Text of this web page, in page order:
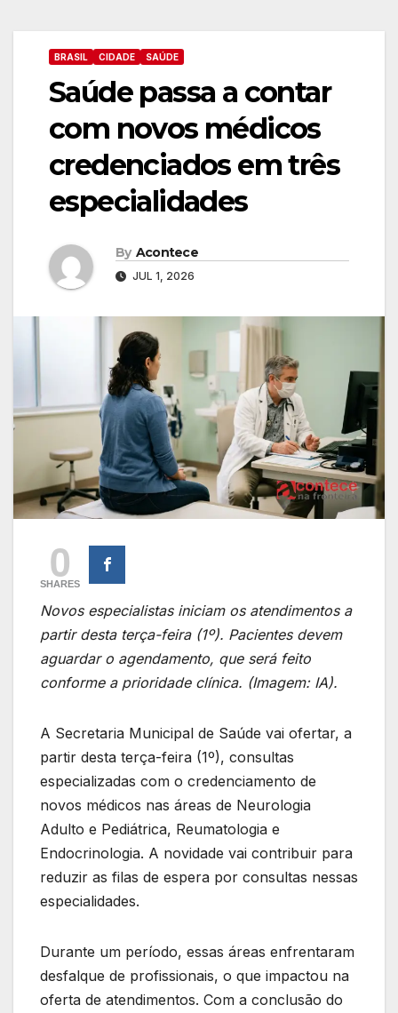
BRASIL CIDADE SAÚDE
Saúde passa a contar
com novos médicos
credenciados em três
especialidades
By Acontece
JUL 1, 2026
0
SHARES
Novos especialistas iniciam os atendimentos a
partir desta terça-feira (1º). Pacientes devem
aguardar o agendamento, que será feito
conforme a prioridade clínica. (Imagem: IA).
A Secretaria Municipal de Saúde vai ofertar, a
partir desta terça-feira (1º), consultas
especializadas com o credenciamento de
novos médicos nas áreas de Neurologia
Adulto e Pediátrica, Reumatologia e
Endocrinologia. A novidade vai contribuir para
reduzir as filas de espera por consultas nessas
especialidades.
Durante um período, essas áreas enfrentaram
desfalque de profissionais, o que impactou na
oferta de atendimentos. Com a conclusão do